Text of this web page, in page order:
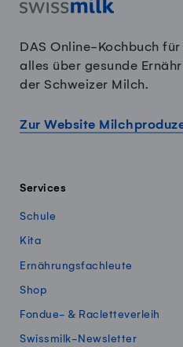
DAS Online-Kochbuch
alles über gesunde
der Schweizer Milch.
Zur Website
Services
Schule
Kita
Ernährungsfachleute
Shop
Fondue- & Racletteverleih
Swissmilk-Newsletter